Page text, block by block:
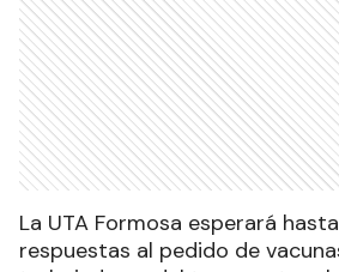
La UTA Formosa esperará
respuestas al pedido de